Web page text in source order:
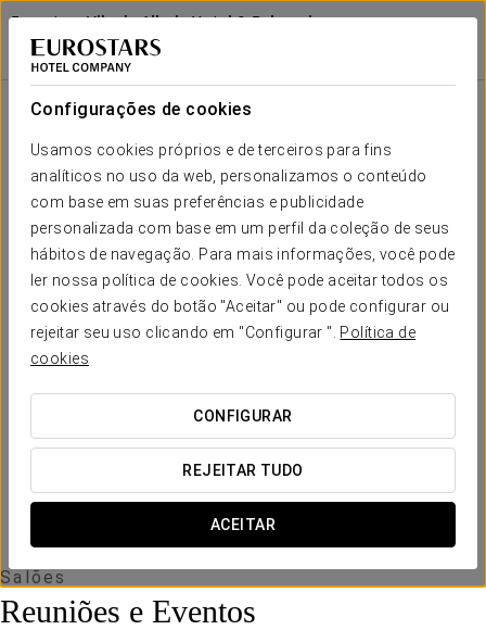
Configurações de cookies
Usamos cookies próprios e de terceiros para fins
analíticos no uso da web, personalizamos o conteúdo
com base em suas preferências e publicidade
personalizada com base em um perfil da coleção de seus
hábitos de navegação. Para mais informações, você pode
ler nossa política de cookies. Você pode aceitar todos os
cookies através do botão "Aceitar" ou pode configurar ou
rejeitar seu uso clicando em "Configurar ". Política de
cookies
CONFIGURAR
REJEITAR TUDO
ACEITAR
Eurostars Vila de Allariz Hotel & Balneario
OURENSE - ALLARIZ
Seu evento em
SOLICITAR ORÇAMENTO
Salões
Reuniões e Eventos
Sala
U
Gran
Forum A
2
x m
altura
- 60 45 24 20 60
Leovinci
590 m2
x m
altura
300 500 50 50 - 480